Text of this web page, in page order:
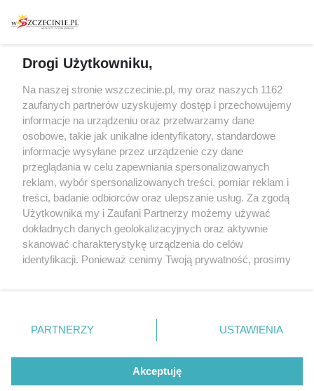
Spacery i oprowadzania
targi
Wernisaże
Więcej
Specjalny koncert z okazji
20. urodzin portalu
wSzczecinie.pl
Regulamin konkursów
śniadaniówka "Hej
Szczecin! Jest piątek!"
Partnerzy
Praca Szczecin
© 2026 wSzczecinie.pl
Created by GOD
Drogi Użytkowniku,
Na naszej stronie wszczecinie.pl, my oraz naszych 1162
zaufanych partnerów uzyskujemy dostęp i przechowujemy
informacje na urządzeniu oraz przetwarzamy dane
osobowe, takie jak unikalne identyfikatory, standardowe
informacje wysyłane przez urządzenie czy dane
przeglądania w celu zapewniania spersonalizowanych
reklam, wybór spersonalizowanych treści, pomiar reklam i
treści, badanie odbiorców oraz ulepszanie usług. Za zgodą
Użytkownika my i Zaufani Partnerzy możemy używać
dokładnych danych geolokalizacyjnych oraz aktywnie
skanować charakterystykę urządzenia do celów
identyfikacji. Ponieważ cenimy Twoją prywatność, prosimy
prywatności znajdujący się w lewym dolnym rogu strony
. Niektóre rodzaje przetwarzania danych nie wymagają
takiemu przetwarzaniu. Preferencje będą miały
zastosowania tylko na tej witrynie.
PARTNERZY USTAWIENIA
Akceptuję